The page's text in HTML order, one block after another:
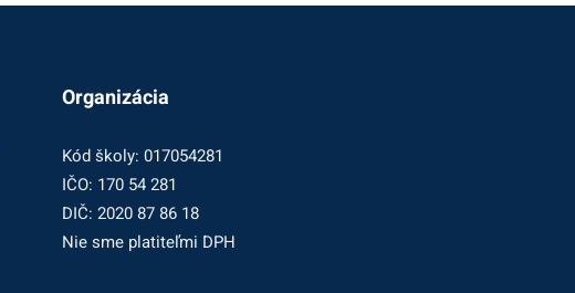
Organizácia
Kód školy: 017054281
IČO: 170 54 281
DIČ: 2020 87 86 18
Nie sme platiteľmi DPH